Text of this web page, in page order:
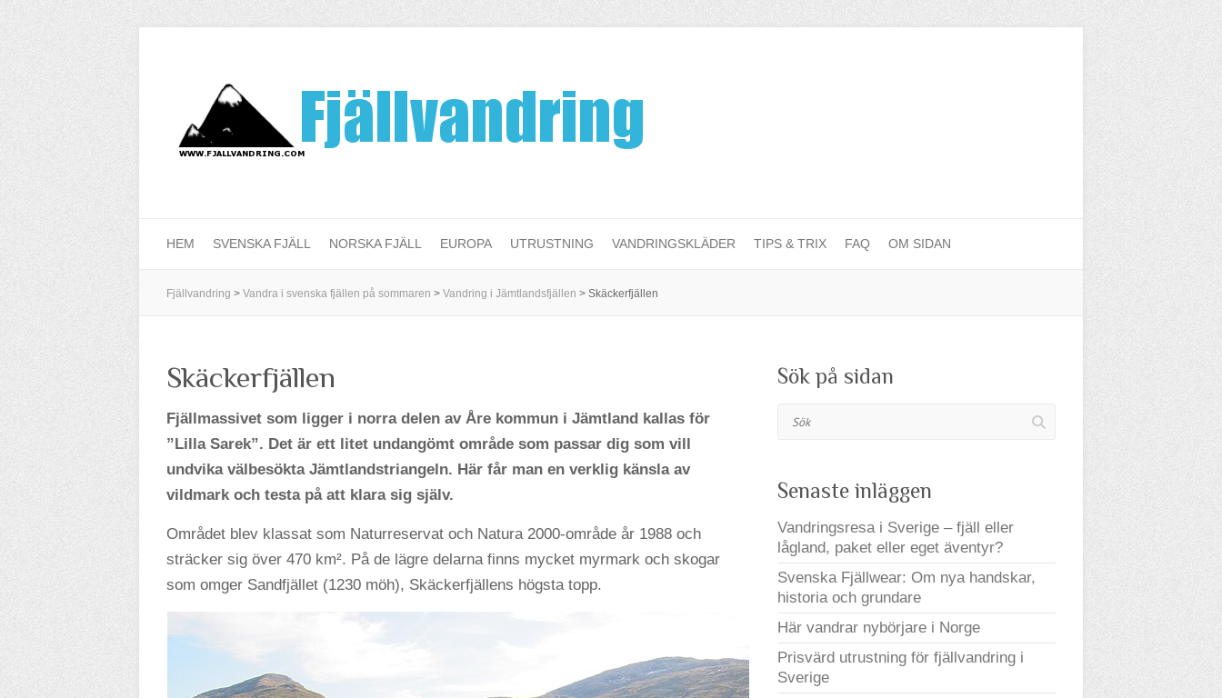
HEM SVENSKA FJÄLL NORSKA FJÄLL EUROPA UTRUSTNING VANDRINGSKLÄDER TIPS & TRIX FAQ OM SIDAN
Fjällvandring > Vandra i svenska fjällen på sommaren > Vandring i Jämtlandsfjällen > Skäckerfjällen
Skäckerfjällen
Fjällmassivet som ligger i norra delen av Åre kommun i Jämtland kallas för
”Lilla Sarek”. Det är ett litet undangömt område som passar dig som vill
undvika välbesökta Jämtlandstriangeln. Här får man en verklig känsla av
vildmark och testa på att klara sig själv.
Området blev klassat som Naturreservat och Natura 2000-område år 1988 och
sträcker sig över 470 km². På de lägre delarna finns mycket myrmark och skogar
som omger Sandfjället (1230 möh), Skäckerfjällens högsta topp.
Sök på sidan
Sök
Senaste inläggen
Vandringsresa i Sverige – fjäll eller
lågland, paket eller eget äventyr?
Svenska Fjällwear: Om nya handskar,
historia och grundare
Här vandrar nybörjare i Norge
Prisvärd utrustning för fjällvandring i
Sverige